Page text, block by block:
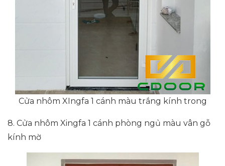
Cửa nhôm XIngfa 1 cánh màu trắng kính trong
8. Cửa nhôm Xingfa 1 cánh phòng ngủ màu vân gỗ
kính mờ